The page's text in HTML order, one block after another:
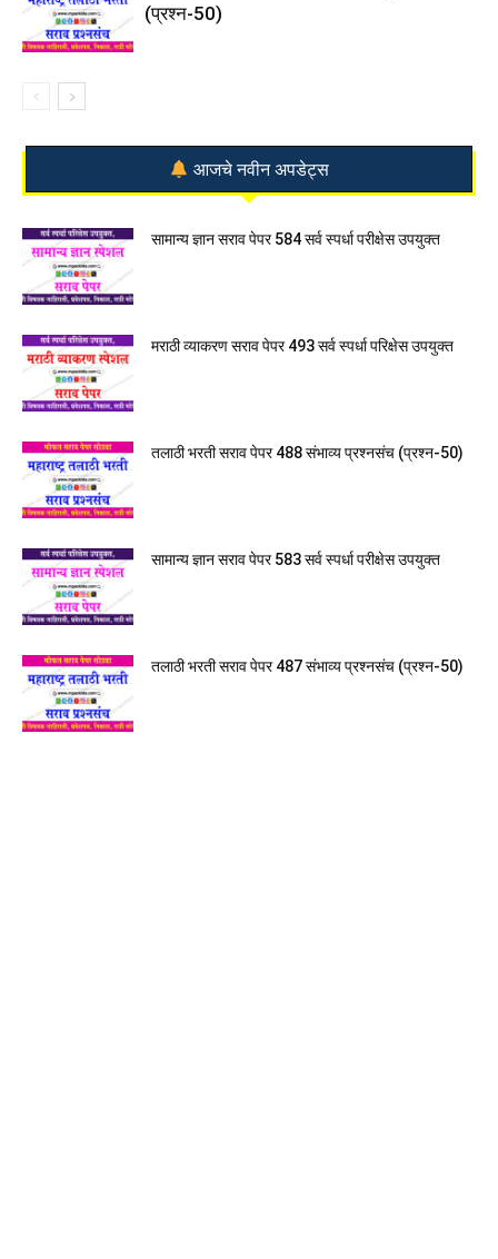
(प्रश्न-50)
आजचे नवीन अपडेट्स
सामान्य ज्ञान सराव पेपर 584 सर्व स्पर्धा परीक्षेस उपयुक्त
मराठी व्याकरण सराव पेपर 493 सर्व स्पर्धा परिक्षेस उपयुक्त
तलाठी भरती सराव पेपर 488 संभाव्य प्रश्नसंच (प्रश्न-50)
सामान्य ज्ञान सराव पेपर 583 सर्व स्पर्धा परीक्षेस उपयुक्त
तलाठी भरती सराव पेपर 487 संभाव्य प्रश्नसंच (प्रश्न-50)